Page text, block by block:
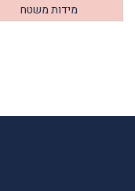
מידות משטח